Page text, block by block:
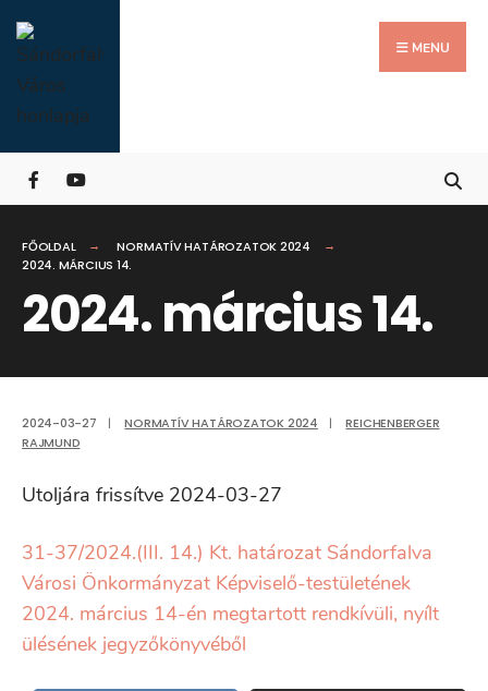
Skip
to
content
MENU
FŐOLDAL
NORMATÍV HATÁROZATOK 2024
2024. MÁRCIUS 14.
2024. március 14.
2024-03-27 | NORMATÍV HATÁROZATOK 2024 |
REICHENBERGER
RAJMUND
Utoljára frissítve 2024-03-27
31-37/2024.(III. 14.) Kt. határozat Sándorfalva
Városi Önkormányzat Képviselő-testületének
2024. március 14-én megtartott rendkívüli, nyílt
ülésének jegyzőkönyvéből
for:
Close